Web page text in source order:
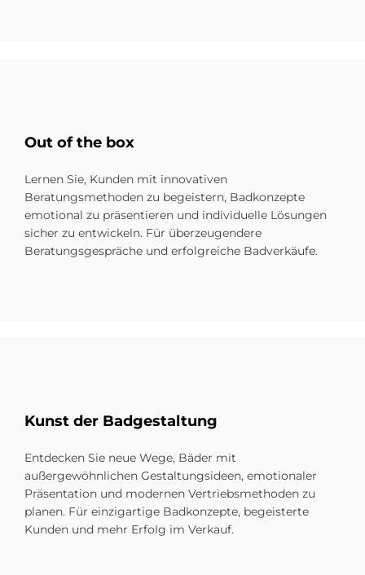
Out of the box
Lernen Sie, Kunden mit innovativen
Beratungsmethoden zu begeistern, Badkonzepte
emotional zu präsentieren und individuelle Lösungen
sicher zu entwickeln. Für überzeugendere
Beratungsgespräche und erfolgreiche Badverkäufe.
Kunst der Bad­ge­stal­tung
Entdecken Sie neue Wege, Bäder mit
außergewöhnlichen Gestaltungsideen, emotionaler
Präsentation und modernen Vertriebsmethoden zu
planen. Für einzigartige Badkonzepte, begeisterte
Kunden und mehr Erfolg im Verkauf.